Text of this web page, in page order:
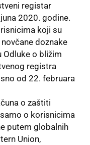
registar
2020. godine.
koji su
doznake
Odluke o bližim
registra
od 22. februara
o zaštiti
o korisnicima
putem globalnih
Union,